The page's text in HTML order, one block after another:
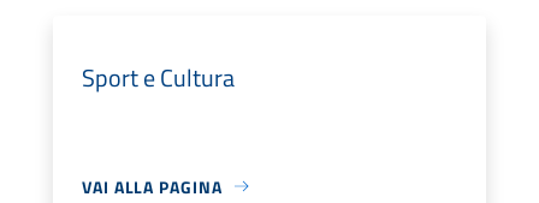
Sport e Cultura
VAI ALLA PAGINA